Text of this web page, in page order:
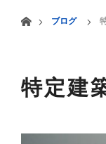
ブログ
特定建